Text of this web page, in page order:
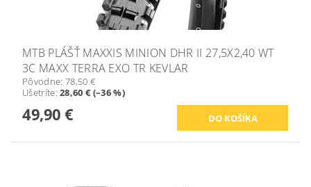
MTB PLÁŠŤ MAXXIS MINION DHR II 27,5X2,40 WT
3C MAXX TERRA EXO TR KEVLAR
Pôvodne: 78,50 €
Ušetríte:28,60 € (–36 %)
49,90 €